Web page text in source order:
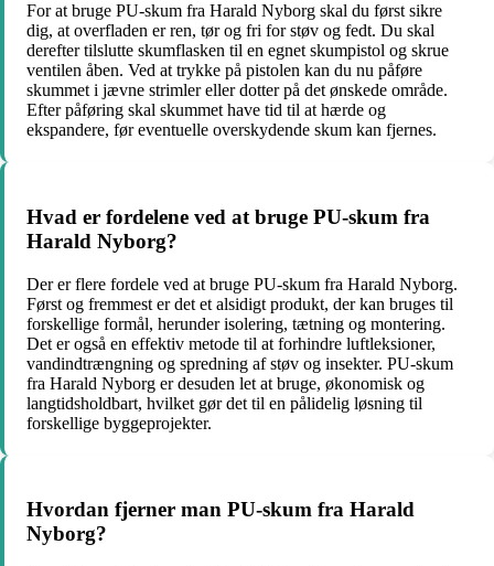
For at bruge PU-skum fra Harald Nyborg skal du først sikre
dig, at overfladen er ren, tør og fri for støv og fedt. Du skal
derefter tilslutte skumflasken til en egnet skumpistol og skrue
ventilen åben. Ved at trykke på pistolen kan du nu påføre
skummet i jævne strimler eller dotter på det ønskede område.
Efter påføring skal skummet have tid til at hærde og
ekspandere, før eventuelle overskydende skum kan fjernes.
Hvad er fordelene ved at bruge PU-skum fra
Harald Nyborg?
Der er flere fordele ved at bruge PU-skum fra Harald Nyborg.
Først og fremmest er det et alsidigt produkt, der kan bruges til
forskellige formål, herunder isolering, tætning og montering.
Det er også en effektiv metode til at forhindre luftleksioner,
vandindtrængning og spredning af støv og insekter. PU-skum
fra Harald Nyborg er desuden let at bruge, økonomisk og
langtidsholdbart, hvilket gør det til en pålidelig løsning til
forskellige byggeprojekter.
Hvordan fjerner man PU-skum fra Harald
Nyborg?